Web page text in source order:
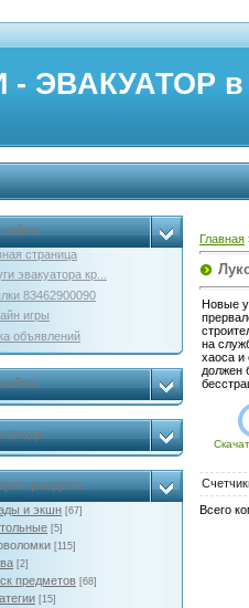
ЭВАКУАТОР в
страница
эвакуатора кр...
83462900090
игры
объявлений
входа
раздела
и экшн [67]
[5]
[115]
[2]
предметов [68]
[15]
Главная
Новые
на
хаоса и
должен
Всего